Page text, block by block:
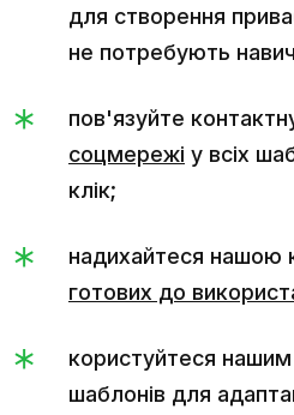
для створення
не потребують
пов'язуйте
соцмережі у всіх
клік;
надихайтеся нашою
готових до
користуйтеся
шаблонів для